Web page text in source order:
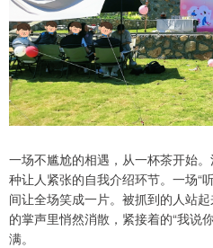
一场不尴尬的相遇，从一杯茶开始
种让人紧张的自我介绍环节。一场“
间让全场笑成一片。被抓到的人站
的掌声里悄然消散，紧接着的“我说
满。